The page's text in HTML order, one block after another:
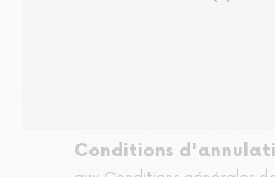
Conditions